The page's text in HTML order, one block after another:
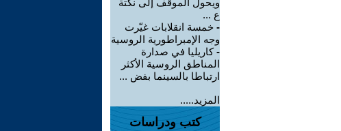
ويحول الموقف إلى نكتة
ع ...
- خمسة انقلابات غيّرت
وجه الإمبراطورية الروسية
-كاريليا في صدارة
المناطق الروسية الأكثر
ارتباطا بالسينما بفض ...
المزيد.....
كتب ودراسات